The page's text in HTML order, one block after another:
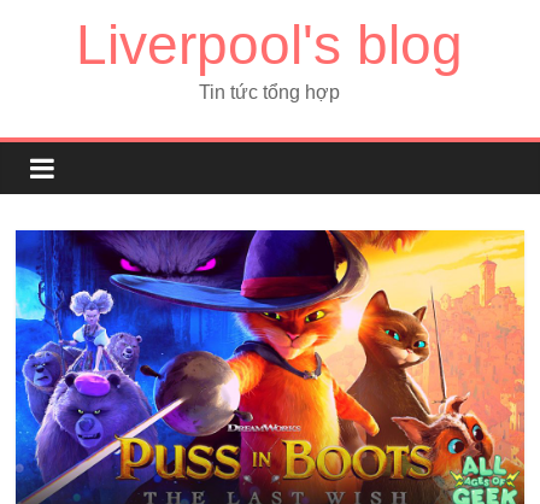
Liverpool's blog
Tin tức tổng hợp